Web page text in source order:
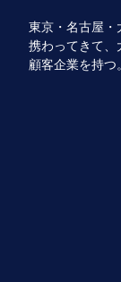
東京・名古屋
携わってきて
顧客企業を持つ。